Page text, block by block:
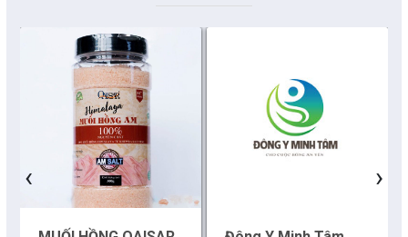
‹ ›
Những sáng tạo độc đáo từ “cây nhà lá vườn”
Gam màu sáng trong bức tranh khởi nghiệp đổi mới sáng tạo
Khi khoa học - công nghệ chưa có sự đột phá
Chế biến sâu – Nâng cao giá trị nông sản
“Đi tắt, đón đầu” các công nghệ mới, công nghệ tương lai